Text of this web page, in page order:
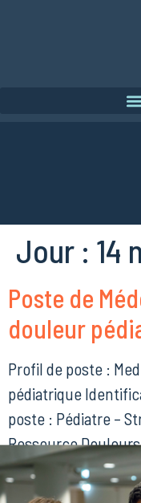
Jour : 14
Poste de
douleur
Profil de poste :
pédiatrique
poste : Pédiatre –
Ressource
Praticien
/Assistant